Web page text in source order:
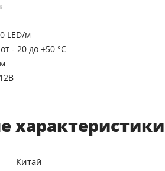
LED/м
- 20 до +50 °С
характеристики
Китай